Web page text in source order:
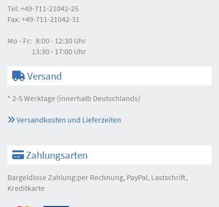
Tel: +49-711-21042-25
Fax: +49-711-21042-31
Mo - Fr: 8:00 - 12:30 Uhr
13:30 - 17:00 Uhr
Versand
* 2-5 Werktage (innerhalb Deutschlands)
Versandkosten und Lieferzeiten
Zahlungsarten
Bargeldlose Zahlung:per Rechnung, PayPal, Lastschrift,
Kreditkarte